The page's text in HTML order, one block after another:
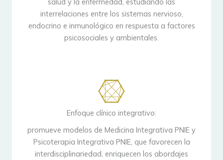
interrelaciones entre los sistemas nervioso,
endocrino e inmunológico en respuesta a factores
psicosociales y ambientales.
Enfoque clínico integrativo:
promueve modelos de Medicina Integrativa PNIE y
Psicoterapia Integrativa PNIE, que favorecen la
interdisciplinariedad, enriquecen los abordajes